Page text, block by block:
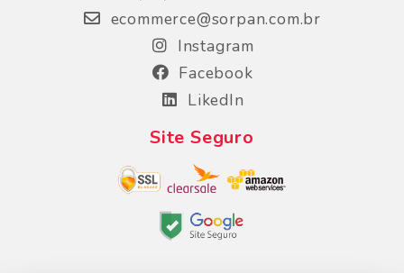
ecommerce@sorpan.com.br
Instagram
Facebook
LikedIn
Site Seguro